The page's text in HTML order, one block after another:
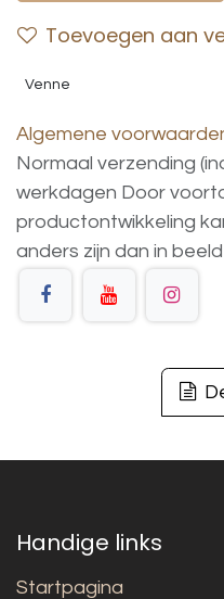
Toevoegen aan
Venne
Algemene
Normaal verzending
werkdagen Door
productontwikkeling
anders zijn dan in beeld
Handige links
Startpagina